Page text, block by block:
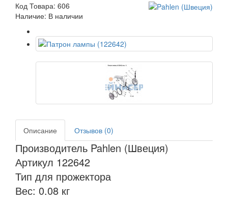
Код Товара: 606
Наличие: В наличии
Описание Отзывов (0)
Производитель Pahlen (Швеция)
Артикул 122642
Тип для прожектора
Вес: 0.08 кг